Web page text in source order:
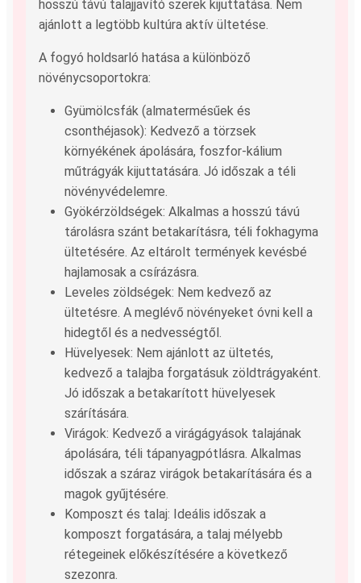
hosszú távú talajjavító szerek kijuttatása. Nem
ajánlott a legtöbb kultúra aktív ültetése.
A fogyó holdsarló hatása a különböző
növénycsoportokra:
Gyümölcsfák (almatermésűek és
csonthéjasok): Kedvező a törzsek
környékének ápolására, foszfor-kálium
műtrágyák kijuttatására. Jó időszak a téli
növényvédelemre.
Gyökérzöldségek: Alkalmas a hosszú távú
tárolásra szánt betakarításra, téli fokhagyma
ültetésére. Az eltárolt termények kevésbé
hajlamosak a csírázásra.
Leveles zöldségek: Nem kedvező az
ültetésre. A meglévő növényeket óvni kell a
hidegtől és a nedvességtől.
Hüvelyesek: Nem ajánlott az ültetés,
kedvező a talajba forgatásuk zöldtrágyaként.
Jó időszak a betakarított hüvelyesek
szárítására.
Virágok: Kedvező a virágágyások talajának
ápolására, téli tápanyagpótlásra. Alkalmas
időszak a száraz virágok betakarítására és a
magok gyűjtésére.
Komposzt és talaj: Ideális időszak a
komposzt forgatására, a talaj mélyebb
rétegeinek előkészítésére a következő
szezonra.